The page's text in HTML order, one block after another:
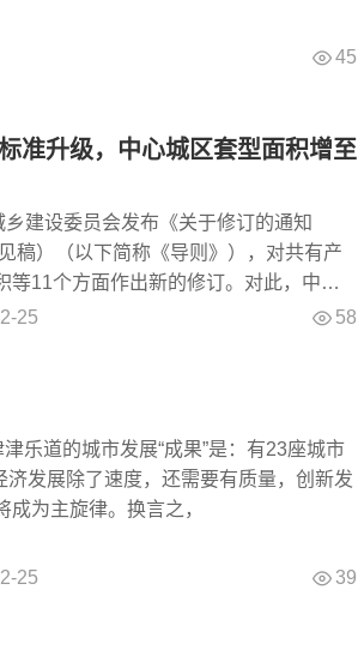
45
准升级，中心城区套型面积增至
建设委员会发布《关于修订的通知
稿）（以下简称《导则》），对共有产
等11个方面作出新的修订。对此，中指
25 58
乐道的城市发展“成果”是：有23座城市
济发展除了速度，还需要有质量，创新发
为主旋律。换言之，
25 39